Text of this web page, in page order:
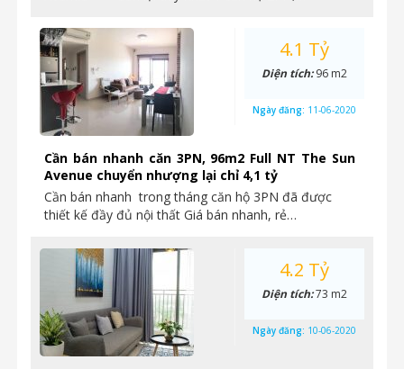
Cần bán nhanh căn 3PN, 96m2 Full NT The Sun
Avenue chuyển nhượng lại chỉ 4,1 tỷ
Cần bán nhanh trong tháng căn hộ 3PN đã được
thiết kế đầy đủ nội thất Giá bán nhanh, rẻ…
4.1 Tỷ
Diện tích:96 m2
Ngày đăng: 11-06-2020
4.2 Tỷ
Diện tích:73 m2
Ngày đăng: 10-06-2020